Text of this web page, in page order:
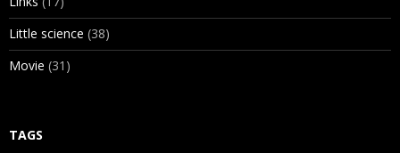
Little science (38)
Movie (31)
TAGS